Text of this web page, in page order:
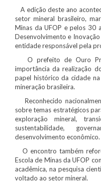
A edição deste ano
setor mineral brasileiro,
Minas da UFOP e pelos 30
Desenvolvimento e
entidade responsável pela
O prefeito de Ouro
importância da realização
papel histórico da cidade
mineração brasileira.
Reconhecido
sobre temas estratégicos
exploração mineral,
sustentabilidade,
desenvolvimento econômico.
O encontro também
Escola de Minas da UFOP
acadêmica, na pesquisa
voltado ao setor mineral.